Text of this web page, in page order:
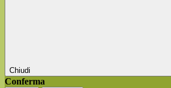
Chiudi
Conferma